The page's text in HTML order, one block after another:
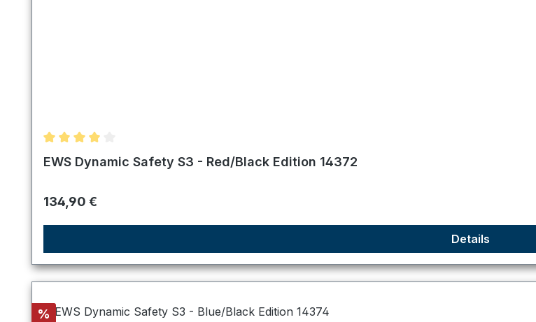
Durchschnittliche Bewertung von 4 von 5 Sternen
EWS Dynamic Safety S3 - Red/Black Edition 14372
Regulärer Preis:
134,90 €
Details
Rabatt
%